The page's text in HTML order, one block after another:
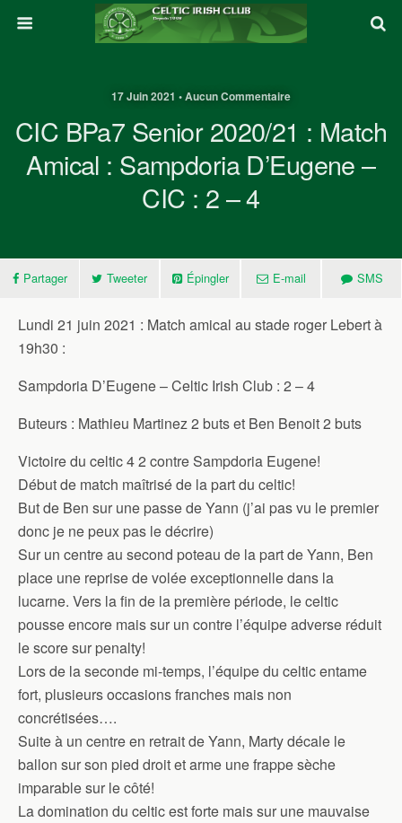
17 Juin 2021 • Aucun Commentaire
CIC BPa7 Senior 2020/21 : Match
Amical : Sampdoria D’Eugene –
CIC : 2 – 4
Partager Tweeter Épingler E-mail SMS
Lundi 21 juin 2021 : Match amical au stade roger Lebert à
19h30 :
Sampdoria D’Eugene – Celtic Irish Club : 2 – 4
Buteurs : Mathieu Martinez 2 buts et Ben Benoit 2 buts
Victoire du celtic 4 2 contre Sampdoria Eugene!
Début de match maîtrisé de la part du celtic!
But de Ben sur une passe de Yann (j’ai pas vu le premier
donc je ne peux pas le décrire)
Sur un centre au second poteau de la part de Yann, Ben
place une reprise de volée exceptionnelle dans la
lucarne. Vers la fin de la première période, le celtic
pousse encore mais sur un contre l’équipe adverse réduit
le score sur penalty!
Lors de la seconde mi-temps, l’équipe du celtic entame
fort, plusieurs occasions franches mais non
concrétisées….
Suite à un centre en retrait de Yann, Marty décale le
ballon sur son pied droit et arme une frappe sèche
imparable sur le côté!
La domination du celtic est forte mais sur une mauvaise